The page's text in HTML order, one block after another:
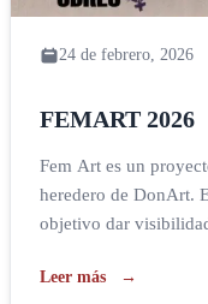
24 de febrero, 2026
FEMART 2026
Fem Art es un
heredero de DonArt.
objetivo dar
realizadas por
Leer más